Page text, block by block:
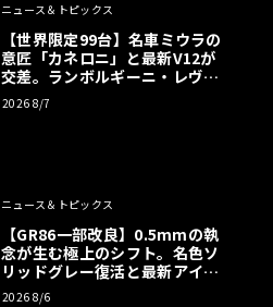
ニュース＆トピックス
【世界限定99台】名車ミウラの
意匠「カネロニ」と最新V12が
交差。ランボルギーニ・レヴエ
ルトに60周年記念車が登場
2026 8/7
ニュース＆トピックス
【GR86一部改良】0.5mmの執
念が生む極上のシフト。名色ソ
リッドグレー復活と最新アイサ
イトでFRの極みへ
2026 8/6